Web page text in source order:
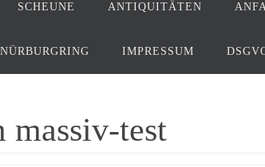
SCHEUNE ANTIQUITÄTEN
NÜRBURGRING IMPRESSUM
massiv-test